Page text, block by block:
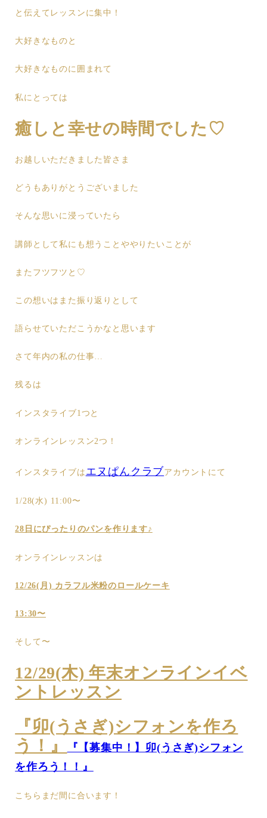
と伝えてレッスンに集中！
大好きなものと
大好きなものに囲まれて
私にとっては
癒しと幸せの時間でした♡
お越しいただきました皆さま
どうもありがとうございました
そんな思いに浸っていたら
講師として私にも想うことややりたいことが
またフツフツと♡
この想いはまた振り返りとして
語らせていただこうかなと思います
さて年内の私の仕事…
残るは
インスタライブ1つと
オンラインレッスン2つ！
インスタライブは エヌぱんクラブアカウントにて
1/28(水) 11:00〜
28日にぴったりのパンを作ります♪
オンラインレッスンは
12/26(月) カラフル米粉のロールケーキ
13:30〜
そして〜
12/29(木) 年末オンラインイベ
ントレッスン
『卯(うさぎ)シフォンを作ろ
う！』
『【募集中！】卯(うさぎ)シフォン
を作ろう！！』
こちらまだ間に合います！